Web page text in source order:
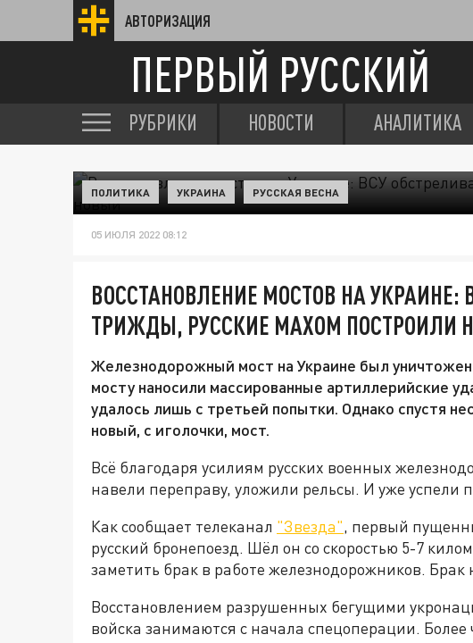
АВТОРИЗАЦИЯ
ПЕРВЫЙ РУССКИЙ
РУБРИКИ НОВОСТИ АНАЛИТИКА
ПОЛИТИКА УКРАИНА РУССКАЯ ВЕСНА
05 ИЮЛЯ 2022 08:12
ВОССТАНОВЛЕНИЕ МОСТОВ НА УКРАИНЕ:
ТРИЖДЫ, РУССКИЕ МАХОМ ПОСТРОИЛИ
Железнодорожный мост на Украине был
мосту наносили массированные артиллерийские
удалось лишь с третьей попытки. Однако спустя
новый, с иголочки, мост.
Всё благодаря усилиям русских военных
навели переправу, уложили рельсы. И уже успели
Как сообщает телеканал "Звезда", первый
русский бронепоезд. Шёл он со скоростью 5-7
заметить брак в работе железнодорожников. Брак
Восстановлением разрушенных бегущими
войска занимаются с начала спецоперации. Более